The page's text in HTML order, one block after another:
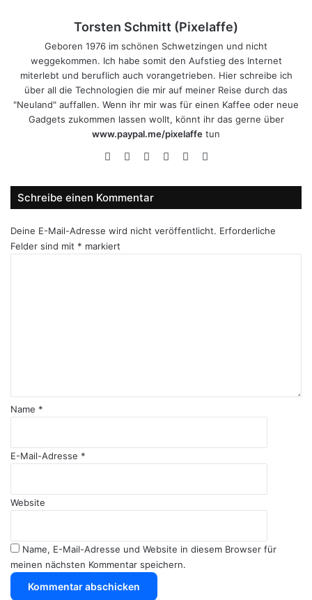
Torsten Schmitt (Pixelaffe)
Geboren 1976 im schönen Schwetzingen und nicht
weggekommen. Ich habe somit den Aufstieg des Internet
miterlebt und beruflich auch vorangetrieben. Hier schreibe ich
über all die Technologien die mir auf meiner Reise durch das
"Neuland" auffallen. Wenn ihr mir was für einen Kaffee oder neue
Gadgets zukommen lassen wollt, könnt ihr das gerne über
www.paypal.me/pixelaffe tun
WebseiteFacebook
X LinkedInYouTube
Schreibe einen Kommentar
Deine E-Mail-Adresse wird nicht veröffentlicht. Erforderliche
Felder sind mit * markiert
*
Name *
E-Mail-Adresse *
Website
Name, E-Mail-Adresse und Website in diesem Browser für
meinen nächsten Kommentar speichern.